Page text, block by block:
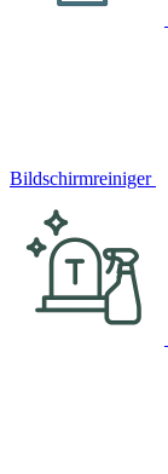
Bildschirmreiniger